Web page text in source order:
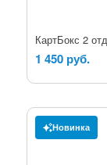
КартБокс 2
1 450 руб.
Новинка